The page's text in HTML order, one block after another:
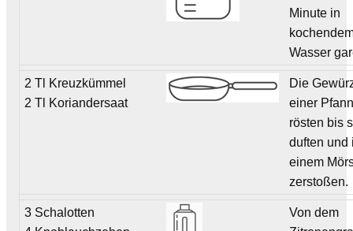
Minute in
Wasser
2 Tl Kreuzkümmel
2 Tl Koriandersaat
Die
einer
rösten bis
duften und
einem
zerstoßen.
3 Schalotten
Von dem